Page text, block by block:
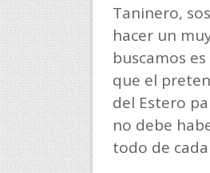
Taninero,
hacer un
buscamos
que el
del Estero
no debe
todo de